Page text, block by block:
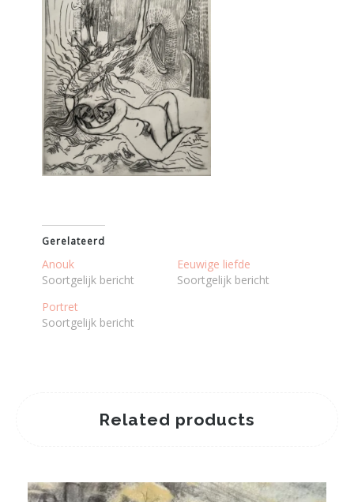
Gerelateerd
Anouk
Soortgelijk bericht
Eeuwige liefde
Soortgelijk bericht
Portret
Soortgelijk bericht
Related products